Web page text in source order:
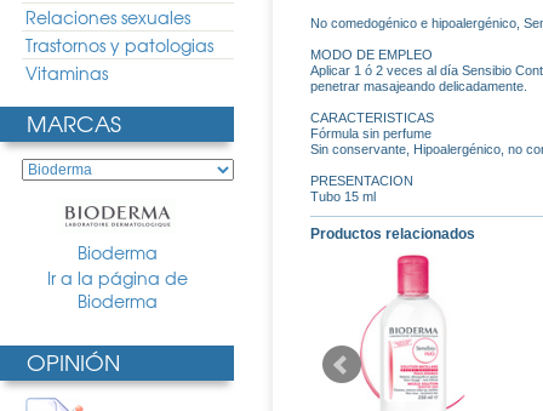
Relaciones sexuales
Trastornos y patologias
Vitaminas
MARCAS
Bioderma
Ir a la página de
Bioderma
OPINIÓN
No comedogénico e hipoalergénico,
MODO DE EMPLEO
Aplicar 1 ó 2 veces al día Sensibio
penetrar masajeando delicadamente.
CARACTERISTICAS
Fórmula sin perfume
Sin conservante, Hipoalergénico, no
PRESENTACION
Tubo 15 ml
Productos relacionados